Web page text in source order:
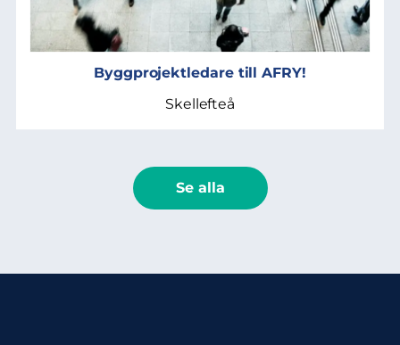
Byggprojektledare till AFRY!
Skellefteå
Se alla